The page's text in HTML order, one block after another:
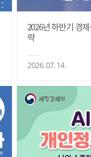
2026년 하반기 경
략
2026.07.14.